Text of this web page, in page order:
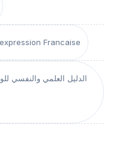
Francaise
الدليل العلمي والنفسي